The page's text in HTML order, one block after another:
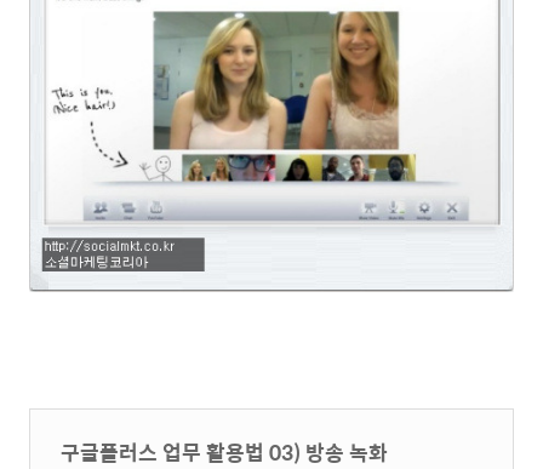
구글플러스 업무 활용법 03) 방송 녹화